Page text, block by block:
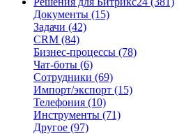
Документы (15)
Задачи (42)
CRM (84)
Бизнес-процессы (78)
Чат-боты (6)
Сотрудники (69)
Импорт/экспорт (15)
Телефония (10)
Инструменты (71)
Другое (97)